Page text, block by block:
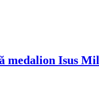
medalion Isus